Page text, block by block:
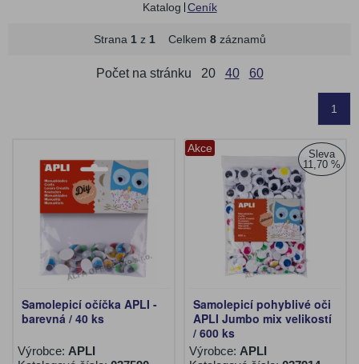
Katalog Ceník
Strana 1z 1Celkem 8záznamů
Počet na stránku 20 40 60
1
Samolepicí očíčka APLI -
barevná / 40 ks
Výrobce: APLI
Akce
Sleva
11,70 %
Samolepicí pohyblivé oči
APLI Jumbo mix velikostí
/ 600 ks
Výrobce: APLI